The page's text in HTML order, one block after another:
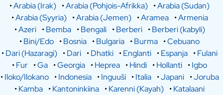
•Arabia (Irak) •Arabia (Pohjois-Afrikka) •Arabia (Sudan)
•Arabia (Syyria) •Arabia (Jemen) •Aramea •Armenia
•Azeri •Bemba •Bengali •Berberi •Berberi (kabyli)
•Bini/Edo •Bosnia •Bulgaria •Burma •Cebuano
•Dari (Hazaragi) •Dari •Dhatki •Englanti •Espanja •Fulani
•Fur •Ga •Georgia •Heprea •Hindi •Hollanti •Igbo
•Iloko/Ilokano •Indonesia •Inguuši •Italia •Japani •Joruba
•Kamba •Kantoninkiina •Karenni (Kayah) •Katalaani